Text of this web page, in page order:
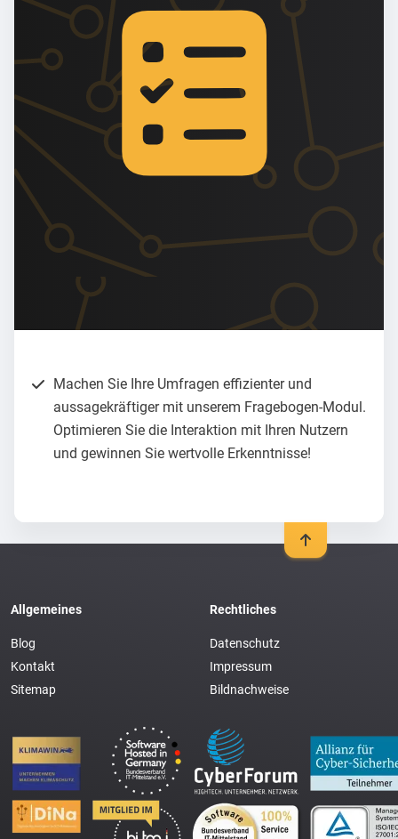
Machen Sie Ihre Umfragen effizienter und
aussagekräftiger mit unserem Fragebogen-Modul.
Optimieren Sie die Interaktion mit Ihren Nutzern
und gewinnen Sie wertvolle Erkenntnisse!
Allgemeines
Blog
Kontakt
Sitemap
Rechtliches
Datenschutz
Impressum
Bildnachweise